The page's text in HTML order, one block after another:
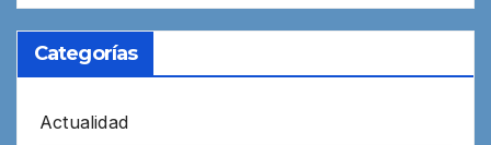
Categorías
Actualidad